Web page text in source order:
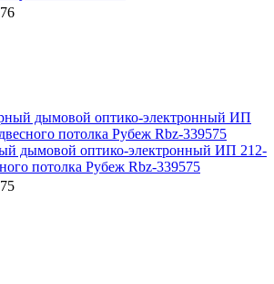
дымовой оптико-электронный ИП 212-
потолка Рубеж Rbz-339575